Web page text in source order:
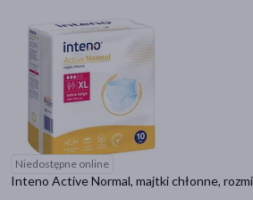
Niedostępne online
Inteno Active Normal, majtki chłonne,